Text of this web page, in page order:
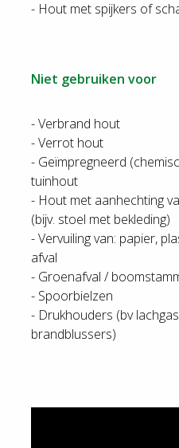
Niet gebruiken voor
- Verbrand hout
- Verrot hout
- Geïmpregneerd
tuinhout
- Hout met aanhechting
(bijv. stoel met bekleding)
- Vervuiling van: papier,
afval
- Groenafval /
- Spoorbielzen
- Drukhouders (bv